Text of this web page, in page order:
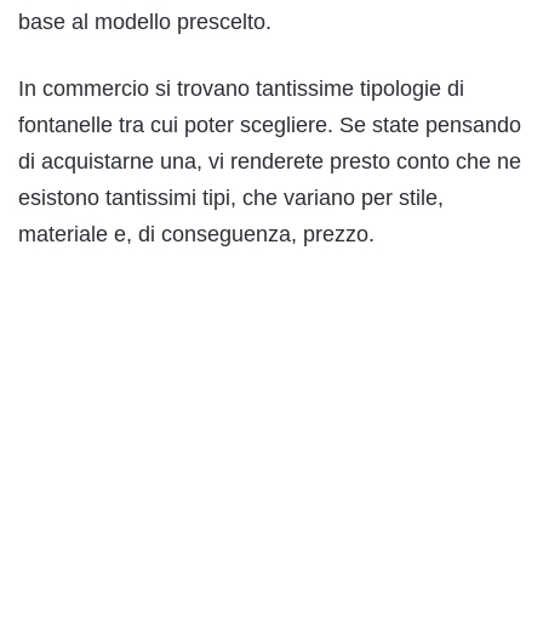
base al modello prescelto.
In commercio si trovano tantissime tipologie di
fontanelle tra cui poter scegliere. Se state pensando
di acquistarne una, vi renderete presto conto che ne
esistono tantissimi tipi, che variano per stile,
materiale e, di conseguenza, prezzo.